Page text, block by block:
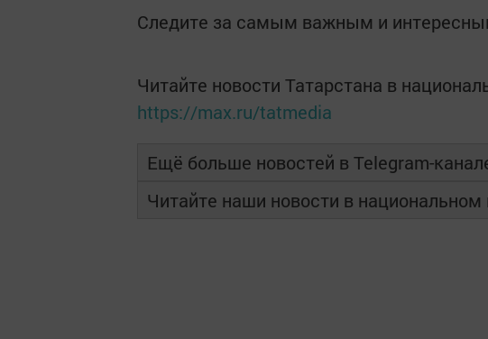
Следите за самым важным и
Читайте новости Татарстана в
https://max.ru/tatmedia
Ещё больше новостей в Telegram-
Читайте наши новости в